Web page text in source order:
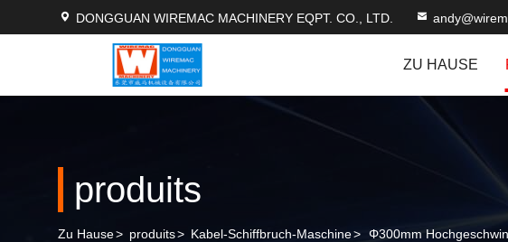
DONGGUAN WIREMAC MACHINERY EQPT. CO., LTD.
ZU HAUSE
produits
Zu Hause> produits> Kabel-Schiffbruch-Maschine> Φ300mm